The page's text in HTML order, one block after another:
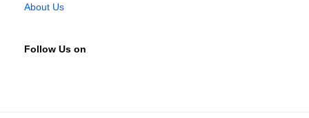
About Us
Follow Us on